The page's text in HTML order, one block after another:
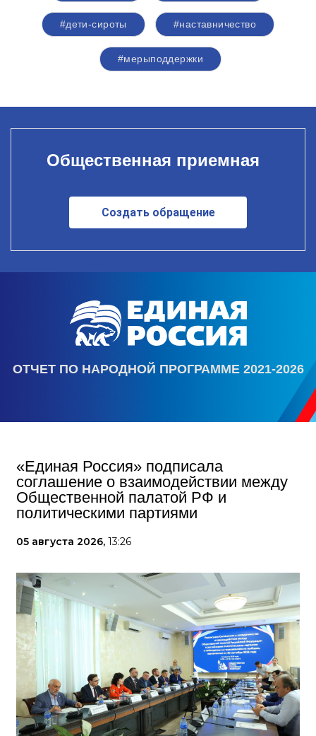
#дети-сироты #наставничество
#мерыподдержки
Общественная приемная
Создать обращение
ОТЧЕТ ПО НАРОДНОЙ ПРОГРАММЕ 2021-2026
«Единая Россия» подписала
соглашение о взаимодействии между
Общественной палатой РФ и
политическими партиями
05 августа 2026, 13:26